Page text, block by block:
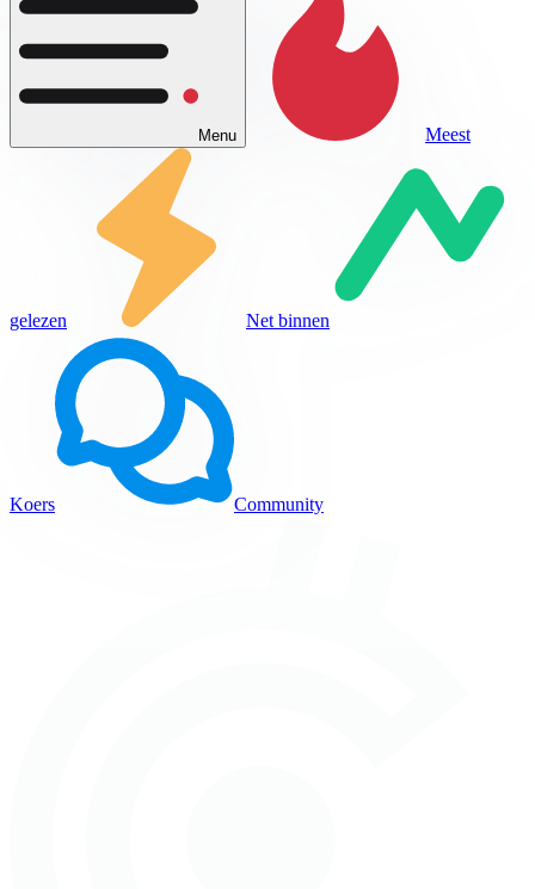
Menu Meest
gelezen Net binnen
Koers Community